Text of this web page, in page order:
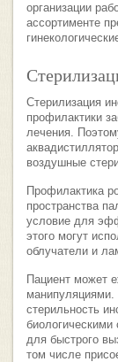
организации
ассортименте
Стерилизация
профилактики
лечения.
воздушные
Профилактика
пространства
условие для
этого могут
облучатели и
Пациент может
манипуляциями.
стерильность
биологическими
для быстрого
том числе